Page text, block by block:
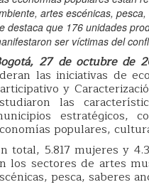
artes escénicas,
destaca que 176 unidades
ser víctimas del
27 de octubre de
las iniciativas de
y
las
estratégicos,
populares,
total, 5.817 mujeres y
los sectores de artes
pesca, saberes